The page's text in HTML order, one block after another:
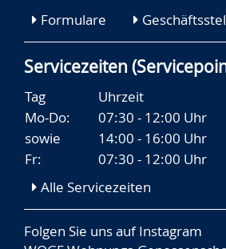
Formulare
Servicezeiten
Tag
Uhrzeit
Mo-Do:
07:30 - 12:00 Uhr
sowie
14:00 - 16:00 Uhr
Fr:
07:30 - 12:00 Uhr
Alle Servicezeiten
Folgen Sie uns aufInstagram